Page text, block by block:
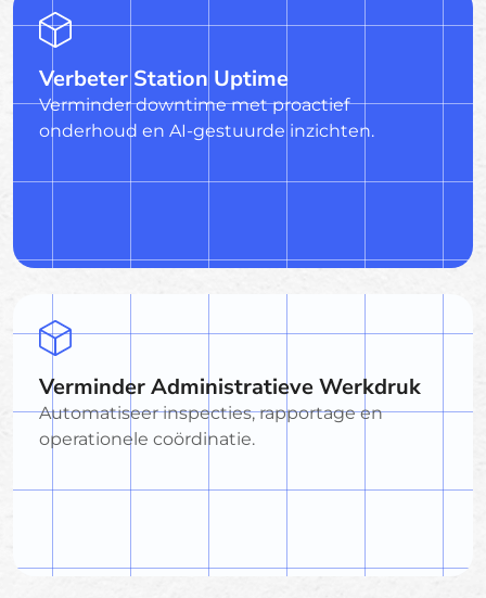
Verbeter Station Uptime
Verminder downtime met proactief
onderhoud en AI-gestuurde inzichten.
Verminder Administratieve Werkdruk
Automatiseer inspecties, rapportage en
operationele coördinatie.